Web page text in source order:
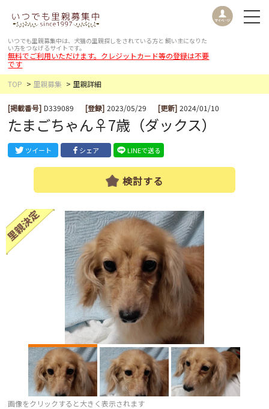
いつでも里親募集中は、犬猫の里親探しをされている方と 飼い主になりた
い方をつなげるサイトです。
無料でご利用いただけます。クレジットカード等の登録は不要
です
TOP
里親募集 里親詳細
[掲載番号] D339089 [登録] 2023/05/29 [更新] 2024/01/10
たまごちゃん♀7歳（ダックス）
ツイート シェア LINEで送る
検討する
画像をクリックすると大きく表示されます